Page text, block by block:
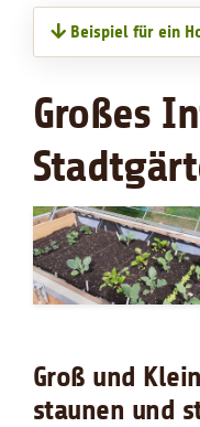
Beispiel für ein
Großes
Groß und
staunen und